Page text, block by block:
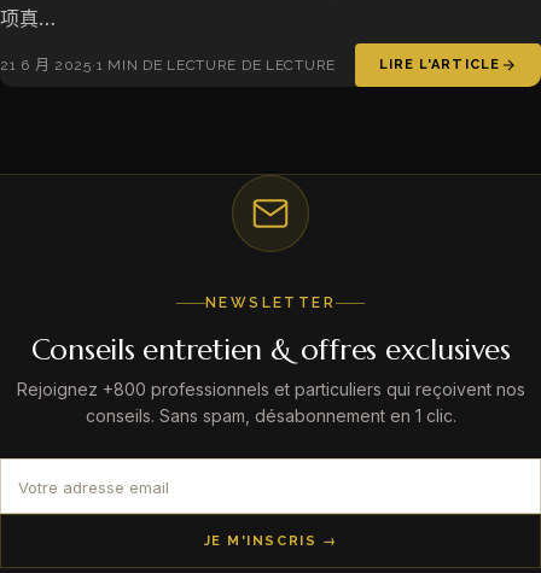
项真…
21 6 月 2025·1 MIN DE LECTURE DE LECTURE LIRE L'ARTICLE
NEWSLETTER
Conseils entretien & offres exclusives
Rejoignez +800 professionnels et particuliers qui reçoivent nos
conseils. Sans spam, désabonnement en 1 clic.
JE M'INSCRIS →